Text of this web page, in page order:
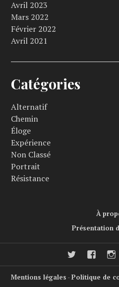
Avril 2023
Mars 2022
Février 2022
Avril 2021
Catégories
Alternatif
Chemin
Éloge
Expérience
Non Classé
Portrait
Résistance
À
Présentation
twitter
Mentions légales -Politique de